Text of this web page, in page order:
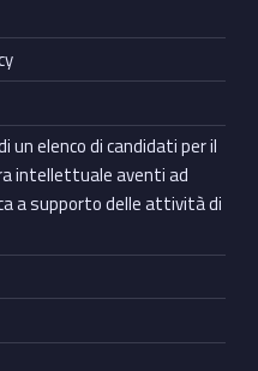
un elenco di candidati per il
intellettuale aventi ad
a supporto delle attività di